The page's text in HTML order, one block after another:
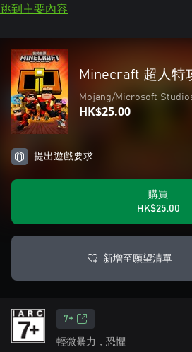
跳到主要內容
Minecraft 超人特
Mojang/Microsoft
HK$25.00
提出遊戲要求
購買
HK$25.00
新增至願望清單
7+
輕微暴力，恐懼